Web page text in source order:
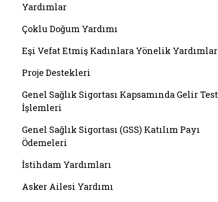
Yardımlar
Çoklu Doğum Yardımı
Eşi Vefat Etmiş Kadınlara Yönelik Yardımlar
Proje Destekleri
Genel Sağlık Sigortası Kapsamında Gelir
İşlemleri
Genel Sağlık Sigortası (GSS) Katılım Payı
Ödemeleri
İstihdam Yardımları
Asker Ailesi Yardımı